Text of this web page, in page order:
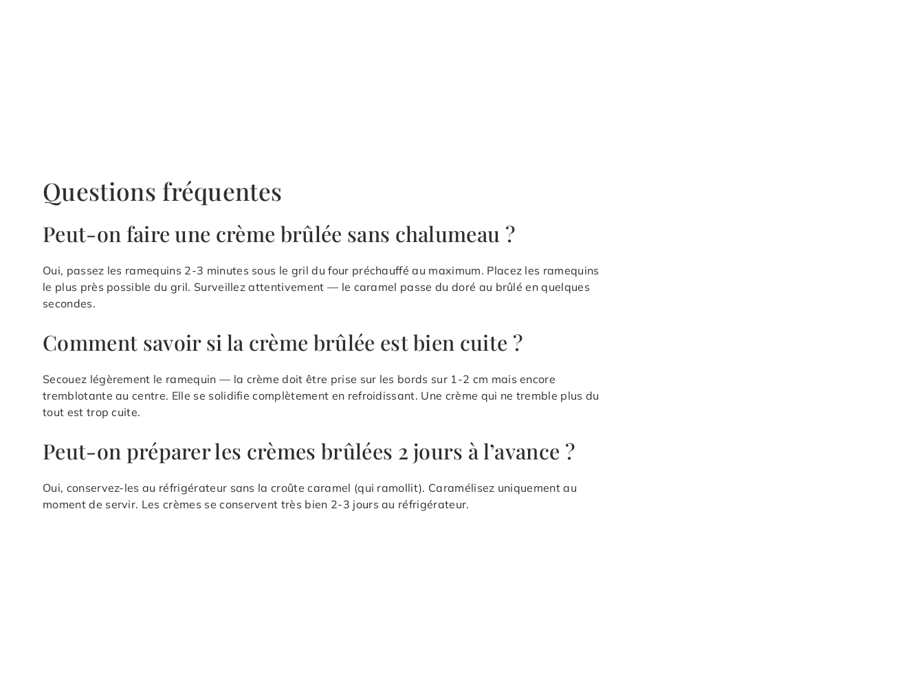
Questions fréquentes
Peut-on faire une crème brûlée sans chalumeau ?
Oui, passez les ramequins 2-3 minutes sous le gril du four préchauffé au maximum. Placez les ramequins
le plus près possible du gril. Surveillez attentivement — le caramel passe du doré au brûlé en quelques
secondes.
Comment savoir si la crème brûlée est bien cuite ?
Secouez légèrement le ramequin — la crème doit être prise sur les bords sur 1-2 cm mais encore
tremblotante au centre. Elle se solidifie complètement en refroidissant. Une crème qui ne tremble plus du
tout est trop cuite.
Peut-on préparer les crèmes brûlées 2 jours à l’avance ?
Oui, conservez-les au réfrigérateur sans la croûte caramel (qui ramollit). Caramélisez uniquement au
moment de servir. Les crèmes se conservent très bien 2-3 jours au réfrigérateur.